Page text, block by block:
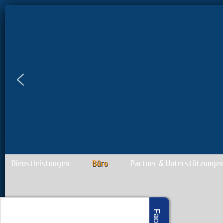
Dienstleistungen Büro Partner &